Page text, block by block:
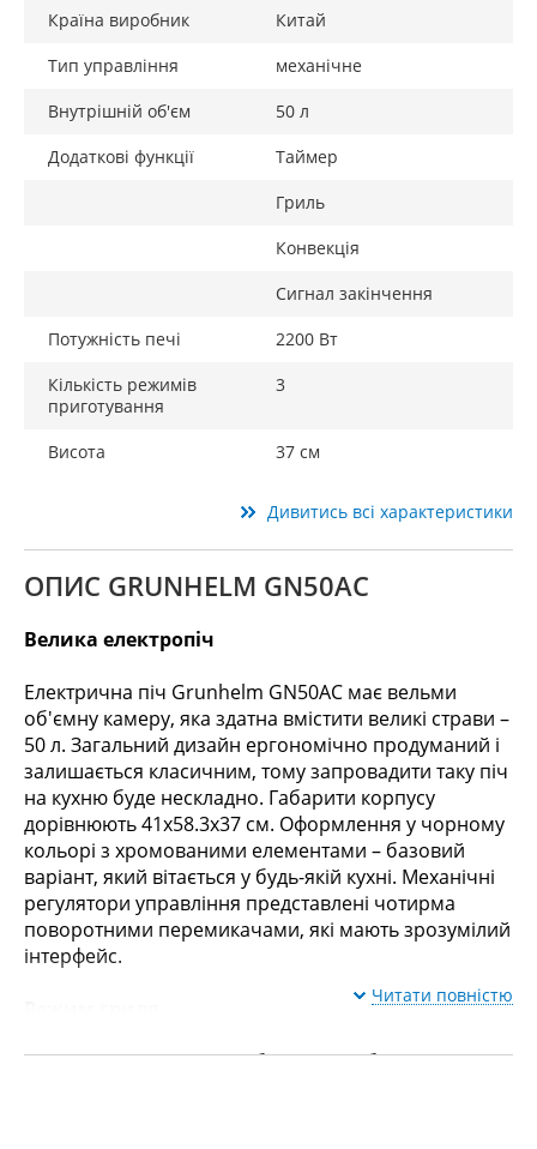
Країна виробник
Китай
Тип управління
механічне
Внутрішній об'єм
50 л
Додаткові функції
Таймер
Гриль
Конвекція
Сигнал закінчення
Потужність печі
2200 Вт
Кількість режимів
приготування
3
Висота 37 см
Дивитись всі характеристики
ОПИС GRUNHELM GN50AC
Велика електропіч
Електрична піч Grunhelm GN50AC має вельми
об'ємну камеру, яка здатна вмістити великі страви –
50 л. Загальний дизайн ергономічно продуманий і
залишається класичним, тому запровадити таку піч
на кухню буде нескладно. Габарити корпусу
дорівнюють 41x58.3x37 см. Оформлення у чорному
кольорі з хромованими елементами – базовий
варіант, який вітається у будь-якій кухні. Механічні
регулятори управління представлені чотирма
поворотними перемикачами, які мають зрозумілий
інтерфейс.
Пекти м'ясо – одне з найбільш затребуваних
Читати повністю